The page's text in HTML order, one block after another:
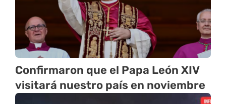
Confirmaron que el Papa León XIV
visitará nuestro país en noviembre